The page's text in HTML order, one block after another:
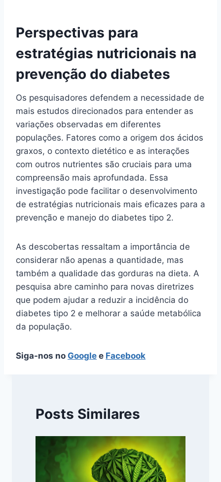
Perspectivas para
estratégias nutricionais na
prevenção do diabetes
Os pesquisadores defendem a necessidade de
mais estudos direcionados para entender as
variações observadas em diferentes
populações. Fatores como a origem dos ácidos
graxos, o contexto dietético e as interações
com outros nutrientes são cruciais para uma
compreensão mais aprofundada. Essa
investigação pode facilitar o desenvolvimento
de estratégias nutricionais mais eficazes para a
prevenção e manejo do diabetes tipo 2.
As descobertas ressaltam a importância de
considerar não apenas a quantidade, mas
também a qualidade das gorduras na dieta. A
pesquisa abre caminho para novas diretrizes
que podem ajudar a reduzir a incidência do
diabetes tipo 2 e melhorar a saúde metabólica
da população.
Siga-nos no Google e Facebook
Posts Similares